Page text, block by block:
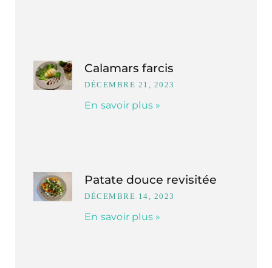
Calamars farcis
DÉCEMBRE 21, 2023
En savoir plus »
Patate douce revisitée
DÉCEMBRE 14, 2023
En savoir plus »